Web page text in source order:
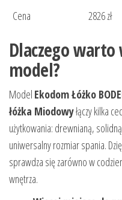
Cena 2826 zł
Dlaczego warto
model?
Model Ekodom Łóżko
łóżka Miodowyłączy kilka
użytkowania: drewnianą,
uniwersalny rozmiar spania.
sprawdza się zarówno w
wnętrza.